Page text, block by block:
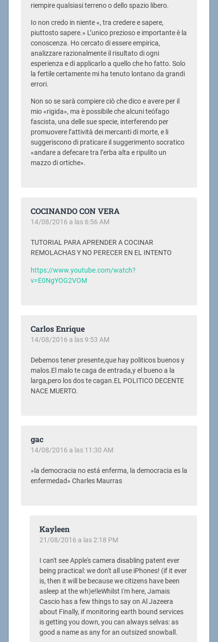
riempire qualsiasi terreno o dello spazio libero.
Io non credo in niente «, tra credere e sapere,
piuttosto sapere.» L’unico prezioso e importante è la
conoscenza. Ho cercato di essere empirica,
analizzare razionalmente il risultato di ogni
esperienza e di applicarlo a quello che ho fatto. Solo
la fertile certamente mi ha tenuto lontano da grandi
errori.
Non so se sarà compiere ciò che dico e avere per il
mio «rigida», ma è possibile che alcuni teófago
fascista, una delle sue specie, interferendo per
promuovere l’attività dei mercanti di morte, e li
suggeriscono di praticare il suggerimento socratico
«andare a defecare tra l’erba alta e ripulito un
mazzo di ortiche».
COCINANDO CON VERA
14/08/2016 a las 6:56 AM
TUTORIAL PARA APRENDER A COCINAR
REMOLACHAS Y NO PERECER EN EL INTENTO
https://www.youtube.com/watch?
v=E0NgYOG2VOM
Carlos Enrique
14/08/2016 a las 9:53 AM
Debemos tener presente,que hay politicos buenos y
malos.El malo te caga de entrada,y el bueno a la
larga,pero los dos te cagan.EL POLITICO DECENTE
NACE MUERTO.
gac
14/08/2016 a las 11:30 AM
»la democracia no está enferma, la democracia es la
enfermedad» Charles Maurras
Kayleen
21/08/2016 a las 2:18 PM
I can't see Apple's camera disabling patent ever
being practical: we don't all use iPhones! (if it ever
is, then it will be because we citizens have been
asleep at the wh)e!leWhilst I'm here, Jamais
Cascio has a few things to say on Al Jazeera
about Finally, if monitoring earth bound services
is getting you down, you can always selvas: as
good a name as any for an outsized snowball.